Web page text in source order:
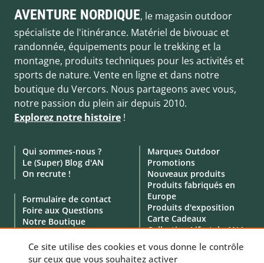
AVENTURE NORDIQUE, le magasin outdoor
spécialiste de l'itinérance. Matériel de bivouac et
randonnée, équipements pour le trekking et la
montagne, produits techniques pour les activités et
sports de nature. Vente en ligne et dans notre
boutique du Vercors. Nous partageons avec vous,
notre passion du plein air depuis 2010.
Explorez notre histoire !
Qui sommes-nous ?
Le (Super) Blog d'AN
On recrute !
Formulaire de contact
Foire aux Questions
Notre Boutique
Click & Collect
Location de matériel
Service Professionnels
Marques Outdoor
Promotions
Nouveaux produits
Produits fabriqués en
Europe
Produits d'exposition
Carte Cadeaux
Collection Lifestyle AN !
Ce site utilise des cookies et vous donne le contrôle
sur ceux que vous souhaitez activer